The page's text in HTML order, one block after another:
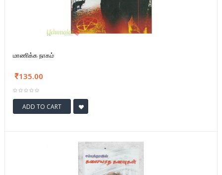
மாணிக்க நாகம்
135.00
ADD TO CART